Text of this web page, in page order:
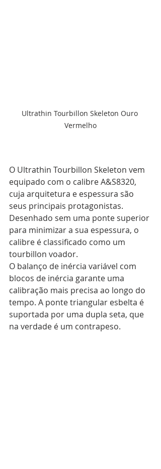
Ultrathin Tourbillon Skeleton Ouro
Vermelho
O Ultrathin Tourbillon Skeleton vem
equipado com o calibre A&S8320,
cuja arquitetura e espessura são
seus principais protagonistas.
Desenhado sem uma ponte superior
para minimizar a sua espessura, o
calibre é classificado como um
tourbillon voador.
O balanço de inércia variável com
blocos de inércia garante uma
calibração mais precisa ao longo do
tempo. A ponte triangular esbelta é
suportada por uma dupla seta, que
na verdade é um contrapeso.